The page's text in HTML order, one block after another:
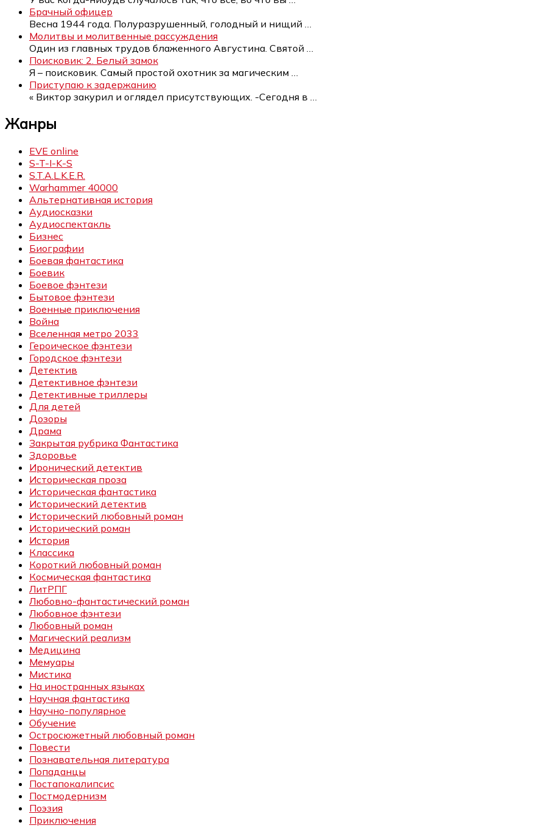
Брачный офицер
Весна 1944 года. Полуразрушенный, голодный и нищий
Молитвы и молитвенные рассуждения
Один из главных трудов блаженного Августина. Святой
Поисковик: 2. Белый замок
Я – поисковик. Самый простой охотник за магическим
Приступаю к задержанию
« Виктор закурил и оглядел присутствующих. -Сегодня в
Жанры
EVE online
S-T-I-K-S
S.T.A.L.K.E.R.
Warhammer 40000
Альтернативная история
Аудиосказки
Аудиоспектакль
Бизнес
Биографии
Боевая фантастика
Боевик
Боевое фэнтези
Бытовое фэнтези
Военные приключения
Война
Вселенная метро 2033
Героическое фэнтези
Городское фэнтези
Детектив
Детективное фэнтези
Детективные триллеры
Для детей
Дозоры
Драма
Закрытая рубрика Фантастика
Здоровье
Иронический детектив
Историческая проза
Историческая фантастика
Исторический детектив
Исторический любовный роман
Исторический роман
История
Классика
Короткий любовный роман
Космическая фантастика
ЛитРПГ
Любовно-фантастический роман
Любовное фэнтези
Любовный роман
Магический реализм
Медицина
Мемуары
Мистика
На иностранных языках
Научная фантастика
Научно-популярное
Обучение
Остросюжетный любовный роман
Повести
Познавательная литература
Попаданцы
Постапокалипсис
Постмодернизм
Поэзия
Приключения